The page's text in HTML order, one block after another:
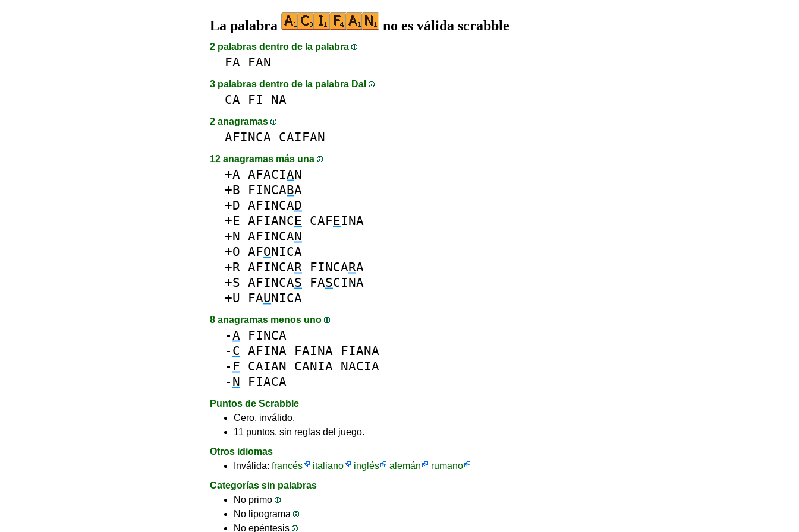
La palabra no es válida scrabble
2 palabras dentro de la palabra
FA FAN
3 palabras dentro de la palabra DaI
CA FI NA
2 anagramas
AFINCA CAIFAN
12 anagramas más una
+A AFACIAN
+B FINCABA
+D AFINCAD
+E AFIANCE CAFEINA
+N AFINCAN
+O AFONICA
+R AFINCAR FINCARA
+S AFINCAS FASCINA
+U FAUNICA
8 anagramas menos uno
-A FINCA
- C AFINA FAINA FIANA
- F CAIAN CANIA NACIA
- N FIACA
Puntos de Scrabble
Cero, inválido.
11 puntos, sin reglas del juego.
Otros idiomas
Inválida: francés italiano inglés alemán
rumano
Categorías sin palabras
No primo
No lipograma
No epéntesis